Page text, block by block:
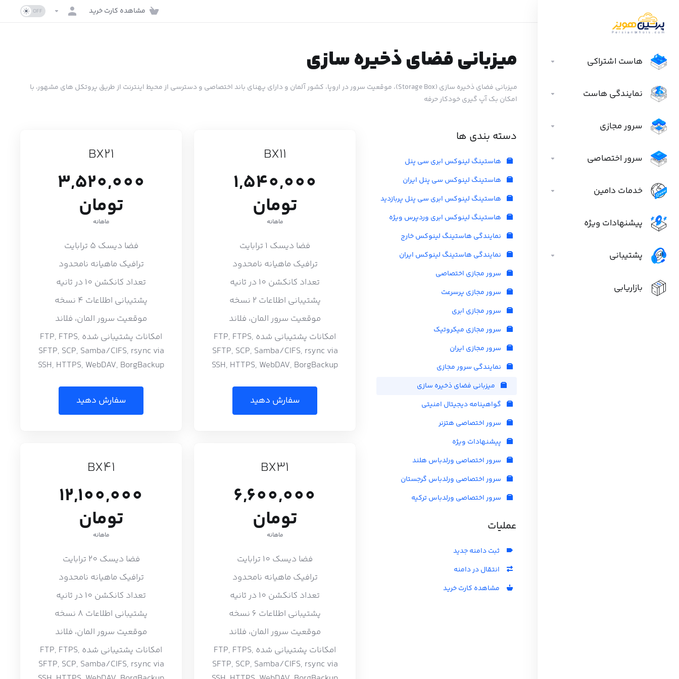
هاست اشتراکی
نمایندگی هاست
سرور مجازی
سرور اختصاصی
خدمات دامین
پیشنهادات ویژه
پشتیبانی
بازاریابی
مشاهده کارت خرید
میزبانی فضای ذخیره سازی
میزبانی فضای ذخیره سازی (Storage Box)، موقعیت سرور در اروپا، کشور آلمان و دارای پهنای باند اختصاصی و دسترسی از محیط اینترنت از طریق پروتکل های مشهور، با
امکان بک آپ گیری خودکار حرفه
دسته بندی ها
هاستینگ لینوکس ابری سی پنل
هاستینگ لینوکس سی پنل ایران
هاستینگ لینوکس ابری سی پنل پربازدید
هاستینگ لینوکس ابری وردپرس ویژه
نمایندگی هاستینگ لینوکس خارج
نمایندگی هاستینگ لینوکس ایران
سرور مجازی اختصاصی
سرور مجازی پرسرعت
سرور مجازی ابری
سرور مجازی میکروتیک
سرور مجازی ایران
نمایندگی سرور مجازی
میزبانی فضای ذخیره سازی
گواهینامه دیجیتال امنیتی
سرور اختصاصی هتزنر
پیشنهادات ویژه
سرور اختصاصی ورلدباس هلند
سرور اختصاصی ورلدباس گرجستان
سرور اختصاصی ورلدباس ترکیه
عملیات
ثبت دامنه جدید
انتقال در دامنه
مشاهده کارت خرید
BX11
1,540,000
تومان
ماهانه
فضا دیسک 1 ترابایت
ترافیک ماهیانه نامحدود
تعداد کانکشن 10 در ثانیه
پشتیبانی اطلاعات 2 نسخه
موقعیت سرور المان، فلاند
امکانات پشتیبانی شده FTP, FTPS,
SFTP, SCP, Samba/CIFS, rsync via
SSH, HTTPS, WebDAV, BorgBackup
سفارش دهید
BX21
3,520,000
تومان
ماهانه
فضا دیسک 5 ترابایت
ترافیک ماهیانه نامحدود
تعداد کانکشن 10 در ثانیه
پشتیبانی اطلاعات 4 نسخه
موقعیت سرور المان، فلاند
امکانات پشتیبانی شده FTP, FTPS,
SFTP, SCP, Samba/CIFS, rsync via
SSH, HTTPS, WebDAV, BorgBackup
سفارش دهید
BX31
6,600,000
تومان
ماهانه
فضا دیسک 10 ترابایت
ترافیک ماهیانه نامحدود
تعداد کانکشن 10 در ثانیه
پشتیبانی اطلاعات 6 نسخه
موقعیت سرور المان، فلاند
امکانات پشتیبانی شده FTP, FTPS,
SFTP, SCP, Samba/CIFS, rsync via
BX41
12,100,000
تومان
ماهانه
فضا دیسک 20 ترابایت
ترافیک ماهیانه نامحدود
تعداد کانکشن 10 در ثانیه
پشتیبانی اطلاعات 8 نسخه
موقعیت سرور المان، فلاند
امکانات پشتیبانی شده FTP, FTPS,
SFTP, SCP, Samba/CIFS, rsync via